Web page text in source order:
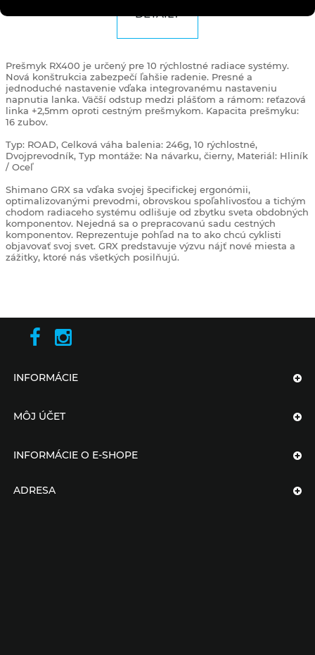
DETAILY
Prešmyk RX400 je určený pre 10 rýchlostné radiace systémy.
Nová konštrukcia zabezpečí ľahšie radenie. Presné a
jednoduché nastavenie vďaka integrovanému nastaveniu
napnutia lanka. Väčší odstup medzi plášťom a rámom: reťazová
linka +2,5mm oproti cestným prešmykom. Kapacita prešmyku:
16 zubov.
Typ: ROAD, Celková váha balenia: 246g, 10 rýchlostné,
Dvojprevodník, Typ montáže: Na návarku, čierny, Materiál: Hliník
/ Oceľ
Shimano GRX sa vďaka svojej špecifickej ergonómii,
optimalizovanými prevodmi, obrovskou spoľahlivosťou a tichým
chodom radiaceho systému odlišuje od zbytku sveta obdobných
komponentov. Nejedná sa o prepracovanú sadu cestných
komponentov. Reprezentuje pohľad na to ako chcú cyklisti
objavovať svoj svet. GRX predstavuje výzvu nájť nové miesta a
zážitky, ktoré nás všetkých posilňujú.
INFORMÁCIE
MÔJ ÚČET
INFORMÁCIE O E-SHOPE
ADRESA